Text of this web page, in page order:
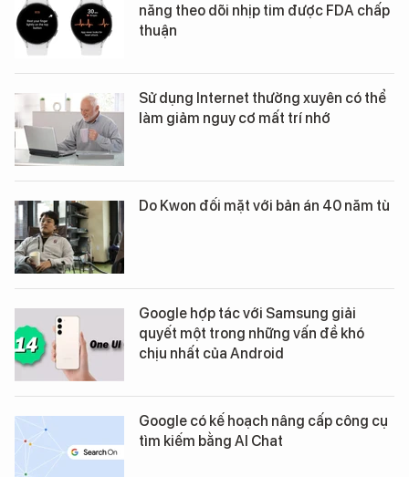
năng theo dõi nhịp tim được FDA chấp
thuận
Sử dụng Internet thường xuyên có thể
làm giảm nguy cơ mất trí nhớ
Do Kwon đối mặt với bản án 40 năm tù
Google hợp tác với Samsung giải
quyết một trong những vấn đề khó
chịu nhất của Android
Google có kế hoạch nâng cấp công cụ
tìm kiếm bằng AI Chat